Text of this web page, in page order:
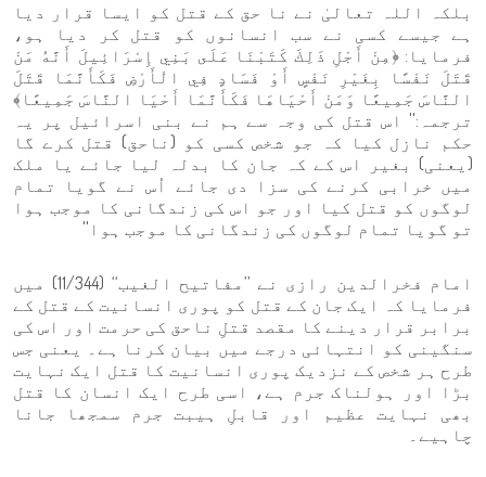
بلکہ اللہ تعالیٰ نے نا حق کے قتل کو ایسا قرار دیا
ہے جیسے کسی نے سب انسانوں کو قتل کر دیا ہو،
فرمایا: ﴿مِنْ أَجْلِ ذَلِكَ كَتَبْنَا عَلَى بَنِي إِسْرَائِيلَ أَنَّهُ مَنْ
قَتَلَ نَفْسًا بِغَيْرِ نَفْسٍ أَوْ فَسَادٍ فِي الْأَرْضِ فَكَأَنَّمَا قَتَلَ
النَّاسَ جَمِيعًا وَمَنْ أَحْيَاهَا فَكَأَنَّمَا أَحْيَا النَّاسَ جَمِيعًا﴾
ترجمہ:'' اس قتل کی وجہ سے ہم نے بنی اسرائیل پر یہ
حکم نازل کیا کہ جو شخص کسی کو (ناحق) قتل کرے گا
(یعنی) بغیر اس کے کہ جان کا بدلہ لیا جائے یا ملک
میں خرابی کرنے کی سزا دی جائے اُس نے گویا تمام
لوگوں کو قتل کیا اور جو اس کی زندگانی کا موجب ہوا
تو گویا تمام لوگوں کی زندگانی کا موجب ہوا''
امام فخرالدین رازی نے ’’مفاتیح الغیب‘‘ (11/344) میں
فرمایا کہ ایک جان کے قتل کو پوری انسانیت کے قتل کے
برابر قرار دینے کا مقصد قتلِ ناحق کی حرمت اور اس کی
سنگینی کو انتہائی درجے میں بیان کرنا ہے۔ یعنی جس
طرح ہر شخص کے نزدیک پوری انسانیت کا قتل ایک نہایت
بڑا اور ہولناک جرم ہے، اسی طرح ایک انسان کا قتل
بھی نہایت عظیم اور قابلِ ہیبت جرم سمجھا جانا
چاہیے۔